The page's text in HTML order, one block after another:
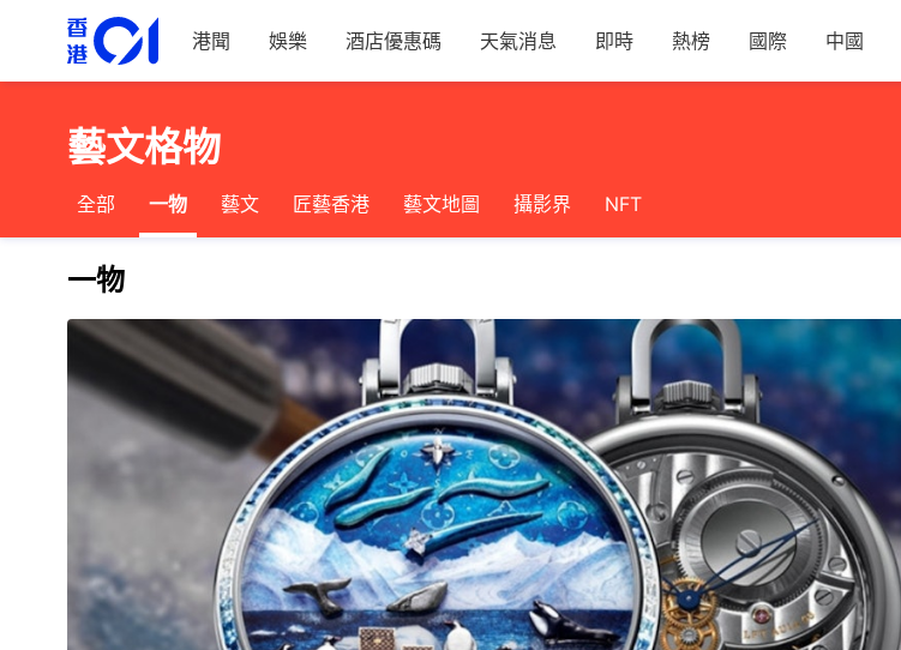
港聞 娛樂 酒店優惠碼 天氣消息 即時 熱榜 國際 中國
藝文格物
全部 一物 藝文 匠藝香港 藝文地圖 攝影界 NFT
一物